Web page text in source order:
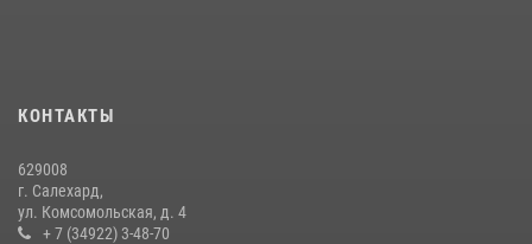
20 июля 2026, 09:03
КОНТАКТЫ
629008
г. Салехард,
ул. Комсомольская, д. 4
+ 7 (34922) 3-48-70